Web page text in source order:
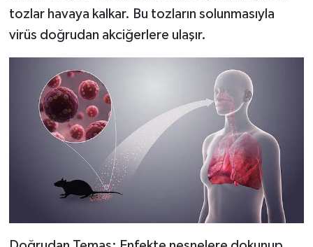
tozlar havaya kalkar. Bu tozların solunmasıyla
virüs doğrudan akciğerlere ulaşır.